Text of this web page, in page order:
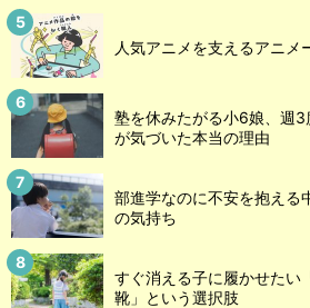
人気アニメを支えるアニメ
塾を休みたがる小6娘、週
が気づいた本当の理由
部進学なのに不安を抱える
の気持ち
すぐ消える子に履かせたい
靴」という選択肢